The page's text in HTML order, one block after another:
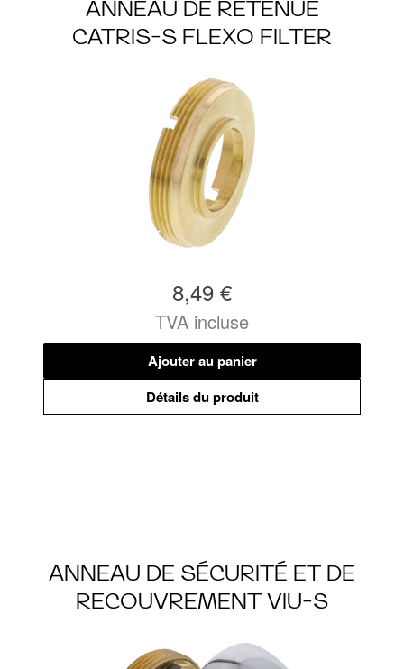
ANNEAU DE RETENUE
CATRIS-S FLEXO FILTER
8,49 €
TVA incluse
Ajouter au panier
Détails du produit
ANNEAU DE SÉCURITÉ ET DE
RECOUVREMENT VIU-S